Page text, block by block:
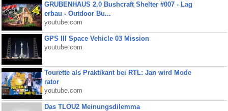
GRUBENHAUS 2.0 Bushcraft Shelter #007 - Lag
erbau - Outdoor Bu...
youtube.com
GPS III Space Vehicle 03 Mission
youtube.com
Tourette als Praktikant bei RTL: Jan wird Mode
rator
youtube.com
Das TLOU2 Meinungsdilemma